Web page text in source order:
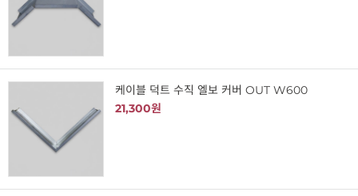
케이블 덕트 수직 엘보 커버 OUT W600
21,300원